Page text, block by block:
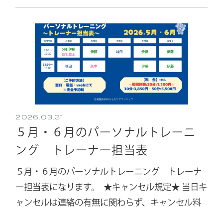
2026.03.31
５月・６月のパーソナルトレーニ
ング トレーナー担当表
５月・６月のパーソナルトレーニング トレーナ
ー担当表になります。 ⁡ ⁡★キャンセル規定★ 当日キ
ャンセルは連絡の有無に関わらず、キャンセル料